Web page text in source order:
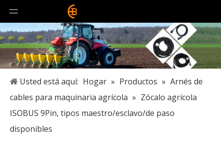
Usted está aquí: Hogar » Productos » Arnés de
cables para maquinaria agrícola » Zócalo agrícola
ISOBUS 9Pin, tipos maestro/esclavo/de paso
disponibles